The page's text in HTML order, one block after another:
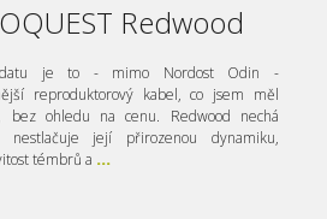
Redwood
je to - mimo Nordost Odin -
reproduktorový kabel, co jsem měl
bez ohledu na cenu. Redwood nechá
nestlačuje její přirozenou dynamiku,
témbrů a ...